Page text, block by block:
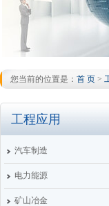
您当前的位置是： 首 页 >
工程应用
汽车制造
电力能源
矿山冶金